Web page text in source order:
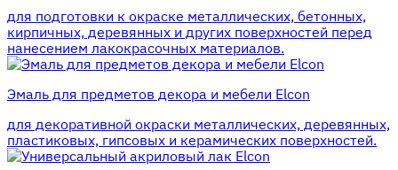
для подготовки к окраске металлических, бетонных,
кирпичных, деревянных и других поверхностей перед
нанесением лакокрасочных материалов.
Эмаль для предметов декора и мебели Elcon
для декоративной окраски металлических, деревянных,
пластиковых, гипсовых и керамических поверхностей.